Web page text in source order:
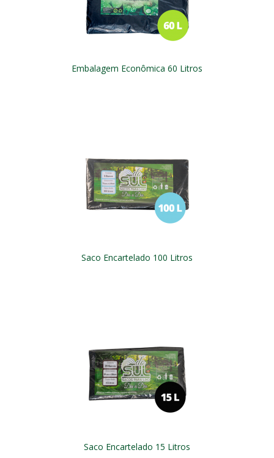
Embalagem Econômica 60 Litros
Saco Encartelado 100 Litros
Saco Encartelado 15 Litros